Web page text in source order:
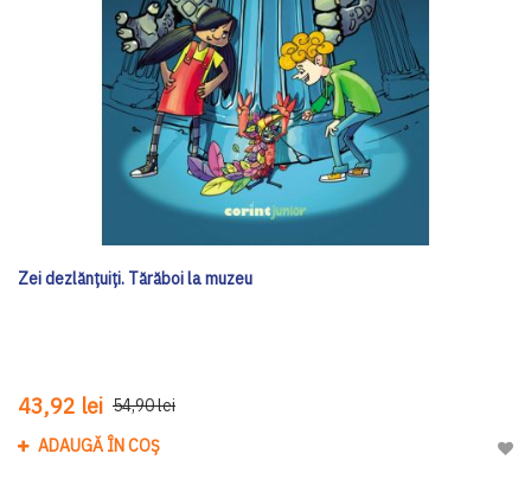
Zei dezlănțuiți. Tărăboi la muzeu
43,92 lei 54,90 lei
ADAUGĂ ÎN COȘ